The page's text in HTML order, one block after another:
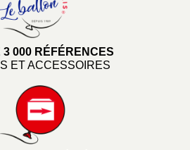
3 000 RÉFÉRENCES
ET ACCESSOIRES